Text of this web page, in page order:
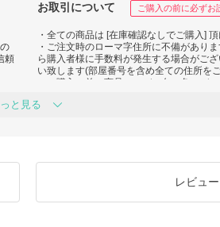
お取引について ご購入の前に必ずお
頼
・全ての商品は [在庫確認なしでご購入] 頂
・ご注文時のローマ字住所に不備があり
ら購入者様に手数料が発生する場合がご
い致します(部屋番号を含め全ての住所を
・ご購入の前に商品のモデル名、色、デ
ご注文後の購入者様都合によるキャンセ
は不可となりますためご注意ください。
・当ショップはショッパーの付属、ギフ
・付属品はシーズンや入荷時期により相
・万一、ご注文を受けて発送した商品が
と見る
レビュ